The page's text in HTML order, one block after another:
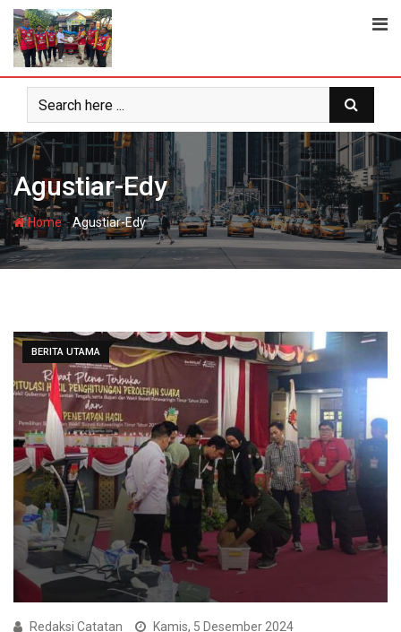
Skip
content
Agustiar-Edy
Home-Agustiar-Edy
BERITA UTAMA
Redaksi Catatan Kamis, 5 Desember 2024